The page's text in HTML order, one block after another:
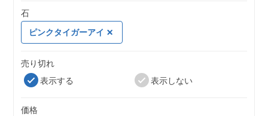
石
ピンクタイガーアイ
売り切れ
表示する
表示しない
価格